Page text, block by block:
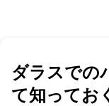
ダラス​での
て知ってお